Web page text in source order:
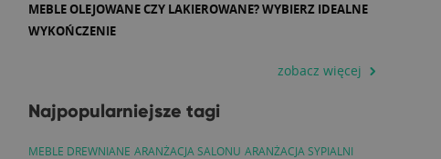
MEBLE OLEJOWANE CZY LAKIEROWANE? WYBIERZ IDEALNE
WYKOŃCZENIE
zobacz więcej
Najpopularniejsze tagi
MEBLE DREWNIANE ARANŻACJA SALONU ARANŻACJA SYPIALNI